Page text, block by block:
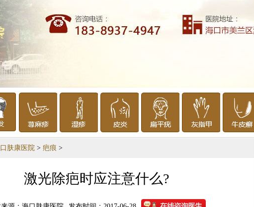
肤康医院 > 疤痕 >
激光除疤时应注意什么?